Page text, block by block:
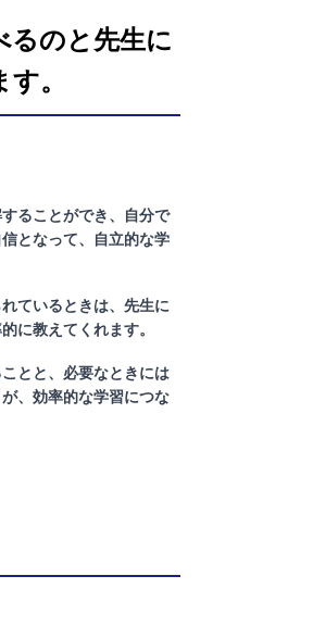
るのと先生に
。
ることができ、自分で
となって、自立的な学
ているときは、先生に
に教えてくれます。
とと、必要なときには
、効率的な学習につな